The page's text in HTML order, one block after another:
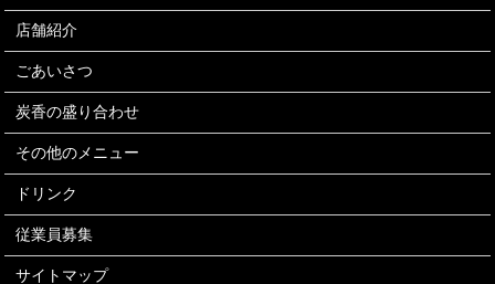
店舗紹介
ごあいさつ
炭香の盛り合わせ
その他のメニュー
ドリンク
従業員募集
サイトマップ